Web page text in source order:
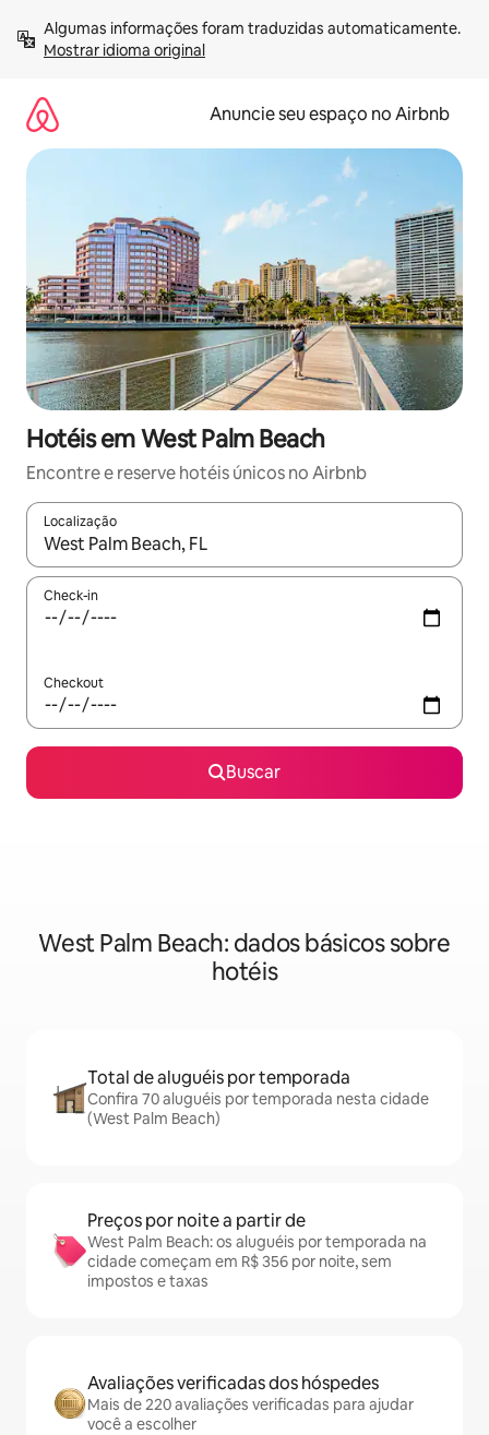
para
Mostrar idioma original
Anuncie seu espaço no Airbnb
Hotéis em West Palm Beach
Encontre e reserve hotéis únicos no Airbnb
Localização
Quando os resultados estiverem disponíveis, explore-os
Check-in
Checkout
Buscar
West Palm Beach: dados básicos sobre
hotéis
Total de aluguéis por temporada
Confira 70 aluguéis por temporada nesta cidade
(West Palm Beach)
Preços por noite a partir de
West Palm Beach: os aluguéis por temporada na
cidade começam em R$ 356 por noite, sem
impostos e taxas
Avaliações verificadas dos hóspedes
Mais de 220 avaliações verificadas para ajudar
você a escolher